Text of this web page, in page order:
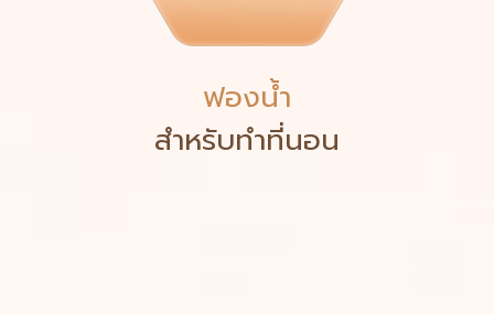
ฟองน้ำ
สำหรับทำที่นอน